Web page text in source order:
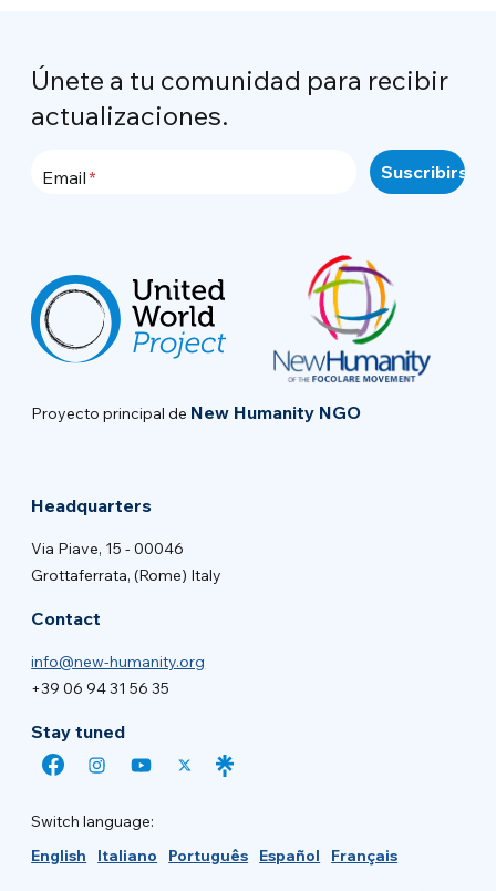
Únete a tu comunidad para recibir
actualizaciones.
Email
Proyecto principal de New Humanity NGO
Headquarters
Via Piave, 15 - 00046
Grottaferrata, (Rome) Italy
Contact
info@new-humanity.org
+39 06 94 31 56 35
Stay tuned
Switch language:
English
Italiano Português Español Français